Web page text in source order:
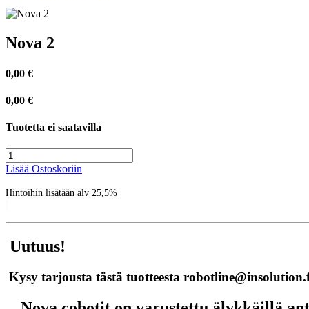
Nova 2
0,00 €
0,00 €
Tuotetta ei saatavilla
Lisää Ostoskoriin
Hintoihin lisätään alv 25,5%
Uutuus!
Kysy tarjousta tästä tuotteesta